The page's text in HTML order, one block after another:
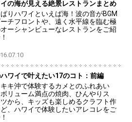
の海が見える絶景レストランまとめ
りハワイといえば海！波の音がBGM
チフロントや、遠く水平線を臨む極
オーシャンビューなレストランをご紹
ワイで叶えたい17のコト：前編
キ沖で体験するカメとのふれあい
リューム満点の焼肉、ひんやりス
から、キッズも楽しめるクラフト作
、ハワイで体験したいアレコレをご